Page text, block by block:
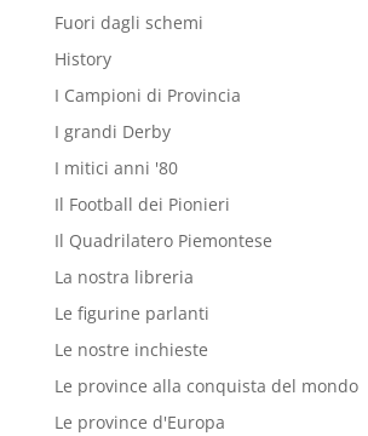
Fuori dagli schemi
History
I Campioni di Provincia
I grandi Derby
I mitici anni '80
Il Football dei Pionieri
Il Quadrilatero Piemontese
La nostra libreria
Le figurine parlanti
Le nostre inchieste
Le province alla conquista del mondo
Le province d'Europa